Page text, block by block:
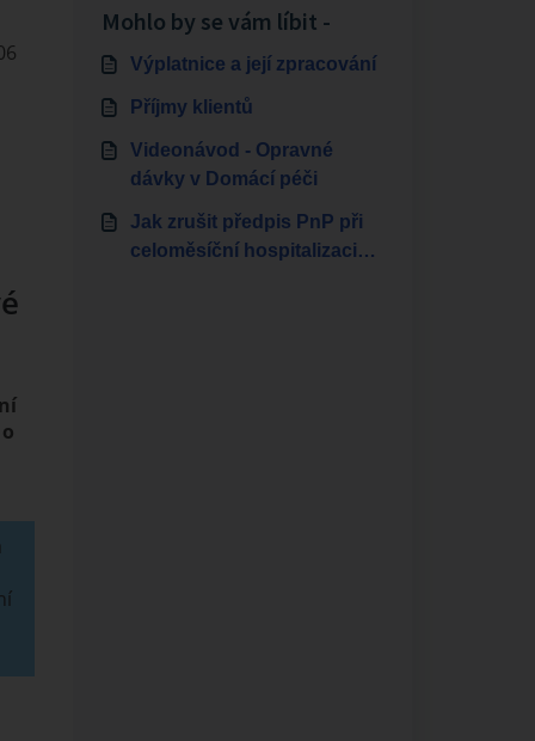
Mohlo by se vám líbit -
Výplatnice a její zpracování
Příjmy klientů
Videonávod - Opravné
dávky v Domácí péči
Jak zrušit předpis PnP při
celoměsíční hospitalizaci